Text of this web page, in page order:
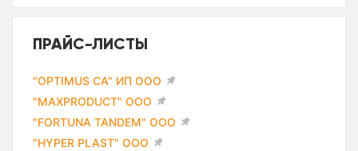
ПРАЙС-ЛИСТЫ
"OPTIMUS CA" ИП ООО
"MAXPRODUCT" ООО
"FORTUNA TANDEM" ООО
"HYPER PLAST" ООО